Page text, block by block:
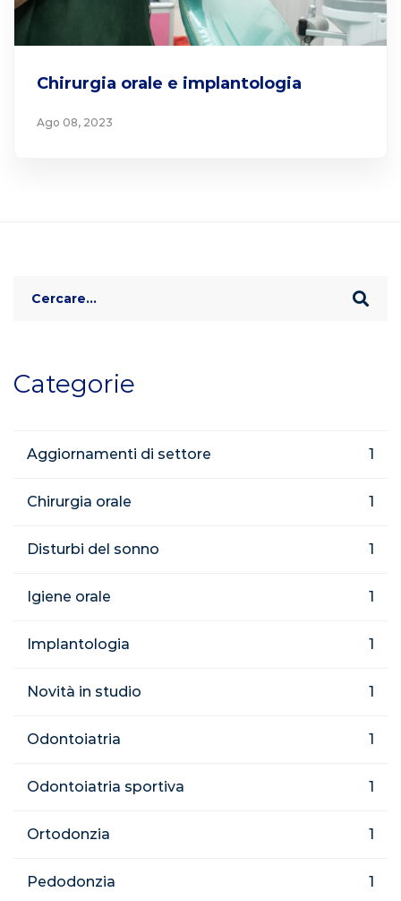
Chirurgia orale e implantologia
Ago 08, 2023
Categorie
Aggiornamenti di settore 1
Chirurgia orale 1
Disturbi del sonno 1
Igiene orale 1
Implantologia 1
Novità in studio 1
Odontoiatria 1
Odontoiatria sportiva 1
Ortodonzia 1
Pedodonzia 1